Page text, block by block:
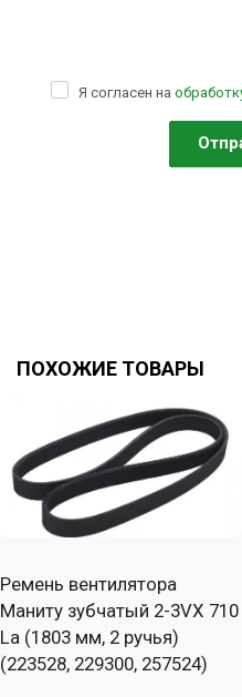
Я согласен на
ПОХОЖИЕ ТОВАРЫ
Ремень вентилятора
Маниту зубчатый 2-3VX 710
La (1803 мм, 2 ручья)
(223528, 229300, 257524)